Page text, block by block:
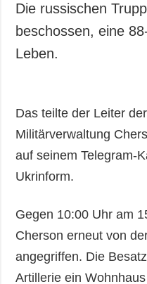
Die russischen
beschossen, eine
Leben.
Das teilte der Leiter
Militärverwaltung
auf seinem Telegram-
Ukrinform.
Gegen 10:00 Uhr am
Cherson erneut von
angegriffen. Die
Artillerie ein